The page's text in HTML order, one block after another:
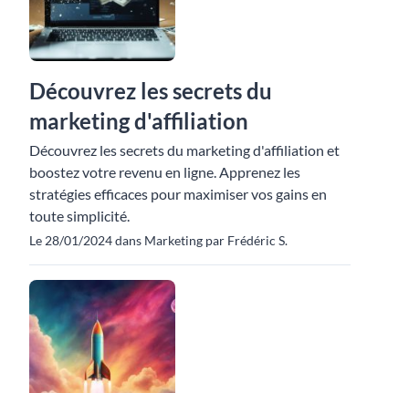
Découvrez les secrets du
marketing d'affiliation
Découvrez les secrets du marketing d'affiliation et
boostez votre revenu en ligne. Apprenez les
stratégies efficaces pour maximiser vos gains en
toute simplicité.
Le 28/01/2024 dans Marketing par Frédéric S.